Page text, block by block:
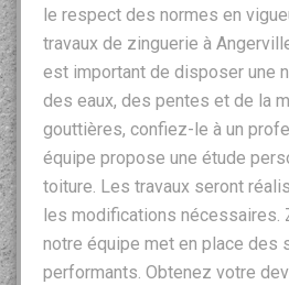
le respect des normes en
travaux de zinguerie à
est important de disposer une
des eaux, des pentes et de la
gouttières, confiez-le à un
équipe propose une étude
toiture. Les travaux seront
les modifications nécessaires.
notre équipe met en place des
performants. Obtenez votre